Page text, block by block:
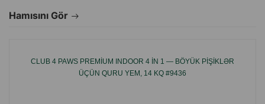
Hamısını Gör
CLUB 4 PAWS PREMIUM INDOOR 4 IN 1 — BÖYÜK PIŞIKLƏR
ÜÇÜN QURU YEM, 14 KQ #9436